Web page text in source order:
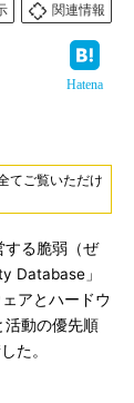
関連情報
Hatena
てご覧いただけ
る脆弱（ぜ
Database」
アとハードウ
活動の優先順
た。